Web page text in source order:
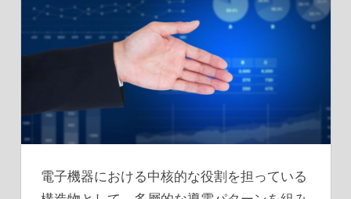
電子機器における中核的な役割を担っている